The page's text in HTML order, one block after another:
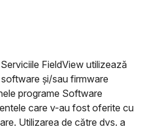
Serviciile FieldView utilizează
și/sau firmware
programe Software
care v-au fost oferite cu
Utilizarea de către dvs. a